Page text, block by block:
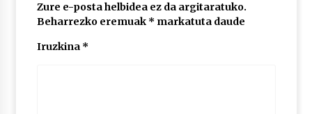
LIBURUEN ERREPUBLIKA TXIKIA: Hiragana akats
Zure e-posta helbidea ez da argitaratuko.
Beharrezko eremuak * markatuta daude
Iruzkina *